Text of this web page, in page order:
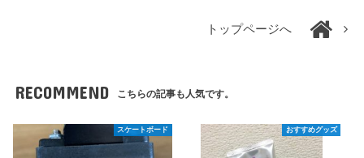
トップページへ
RECOMMEND こちらの記事も人気です。
スケートボード おすすめグッズ